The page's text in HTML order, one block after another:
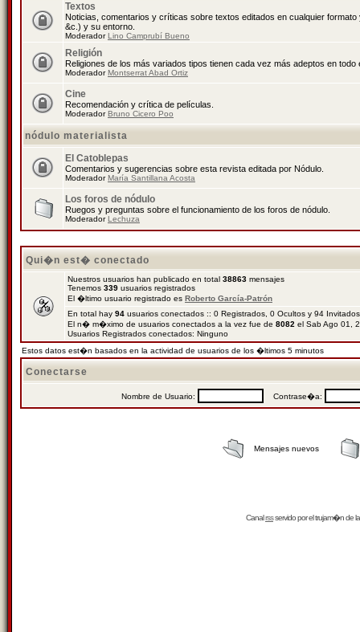
Textos
Noticias, comentarios y críticas sobre textos editados en cualquier
&c.) y su entorno.
ModeradorLino Camprubí Bueno
Religión
Religiones de los más variados tipos tienen cada vez más adeptos en todo
ModeradorMontserrat Abad Ortiz
Cine
Recomendación y crítica de películas.
ModeradorBruno Cicero Poo
nódulo materialista
El Catoblepas
Comentarios y sugerencias sobre esta revista editada por Nódulo.
ModeradorMaría Santillana Acosta
Los foros de nódulo
Ruegos y preguntas sobre el funcionamiento de los foros de nódulo.
ModeradorLechuza
Qui�n est� conectado
Nuestros usuarios han publicado en total 38863 mensajes
Tenemos 339 usuarios registrados
El �ltimo usuario registrado es Roberto García-Patrón
En total hay 94 usuarios conectados :: 0 Registrados, 0 Ocultos y 94
El n� m�ximo de usuarios conectados a la vez fue de 8082 el Sab Ago 01,
Usuarios Registrados conectados: Ninguno
Estos datos est�n basados en la actividad de usuarios de los �ltimos 5 minutos
Conectarse
Nombre de Usuario: Contrase�a:
Mensajes nuevos
Canalrssservido por eltrujam�nde